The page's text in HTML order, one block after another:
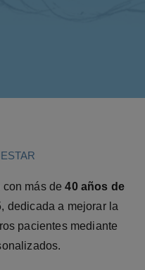
más de 40 años de
dedicada a mejorar la
pacientes mediante